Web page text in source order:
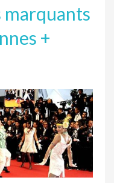
marquants
+